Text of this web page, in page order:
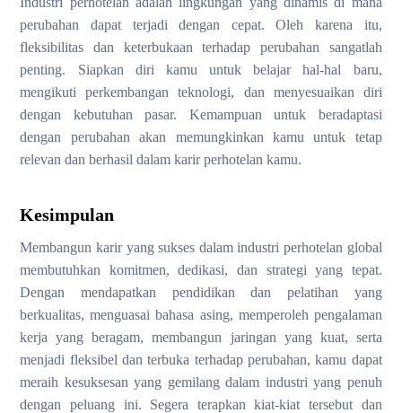
perubahan dapat terjadi dengan cepat. Oleh karena itu,
fleksibilitas dan keterbukaan terhadap perubahan sangatlah
penting. Siapkan diri kamu untuk belajar hal-hal baru,
mengikuti perkembangan teknologi, dan menyesuaikan diri
dengan kebutuhan pasar. Kemampuan untuk beradaptasi
dengan perubahan akan memungkinkan kamu untuk tetap
relevan dan berhasil dalam karir perhotelan kamu.
Kesimpulan
Membangun karir yang sukses dalam industri perhotelan global
membutuhkan komitmen, dedikasi, dan strategi yang tepat.
Dengan mendapatkan pendidikan dan pelatihan yang
berkualitas, menguasai bahasa asing, memperoleh pengalaman
kerja yang beragam, membangun jaringan yang kuat, serta
menjadi fleksibel dan terbuka terhadap perubahan, kamu dapat
meraih kesuksesan yang gemilang dalam industri yang penuh
dengan peluang ini. Segera terapkan kiat-kiat tersebut dan